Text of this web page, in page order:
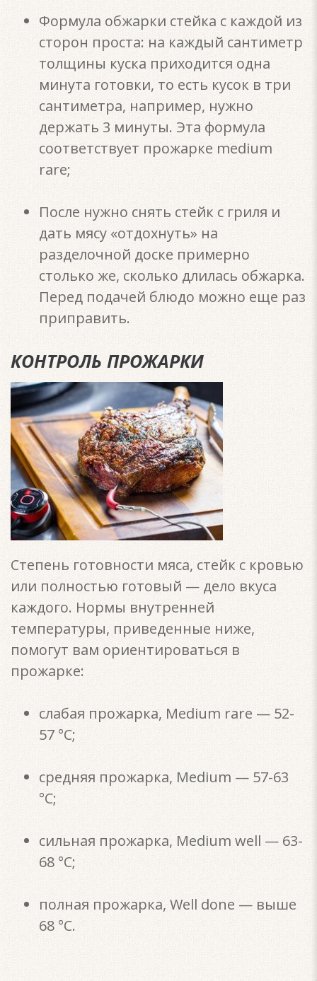
Формула обжарки стейка с каждой из
сторон проста: на каждый сантиметр
толщины куска приходится одна
минута готовки, то есть кусок в три
сантиметра, например, нужно
держать 3 минуты. Эта формула
соответствует прожарке medium
rare;
После нужно снять стейк с гриля и
дать мясу «отдохнуть» на
разделочной доске примерно
столько же, сколько длилась обжарка.
Перед подачей блюдо можно еще раз
приправить.
КОНТРОЛЬ ПРОЖАРКИ
Степень готовности мяса, стейк с кровью
или полностью готовый — дело вкуса
каждого. Нормы внутренней
температуры, приведенные ниже,
помогут вам ориентироваться в
прожарке:
слабая прожарка, Medium rare — 52-
57 °С;
средняя прожарка, Medium — 57-63
°С;
сильная прожарка, Medium well — 63-
68 °С;
полная прожарка, Well done — выше
68 °С.